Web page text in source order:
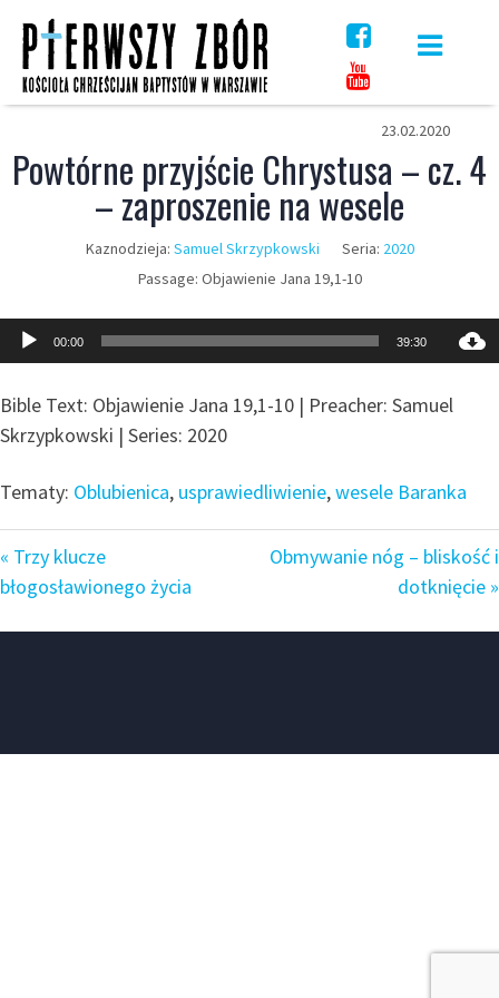
content
23.02.2020
Powtórne przyjście Chrystusa – cz. 4
– zaproszenie na wesele
Kaznodzieja: Samuel Skrzypkowski Seria: 2020
Passage: Objawienie Jana 19,1-10
Odtwarzacz
plików
dźwiękowych
00:00 39:30
Bible Text: Objawienie Jana 19,1-10 | Preacher: Samuel
Skrzypkowski | Series: 2020
Tematy: Oblubienica, usprawiedliwienie,wesele Baranka
« Trzy klucze
błogosławionego życia
Obmywanie nóg – bliskość i
dotknięcie »